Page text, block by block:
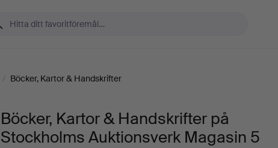
/ Böcker, Kartor & Handskrifter
Böcker, Kartor & Handskrifter på
Stockholms Auktionsverk Magasin 5